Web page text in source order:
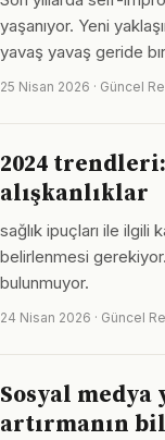
yaşanıyor. Yeni
yavaş yavaş geride
25 Nisan 2026 · Güncel
2024
alışkanlıklar
sağlık ipuçları ile ilgili
belirlenmesi
bulunmuyor.
24 Nisan 2026 · Güncel
Sosyal
artırmanın